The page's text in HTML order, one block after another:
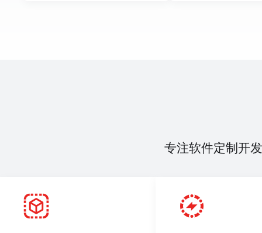
专注软件定制开